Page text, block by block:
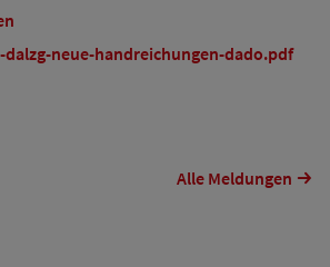
dalzg-neue-handreichungen-dado.pdf
Alle Meldungen